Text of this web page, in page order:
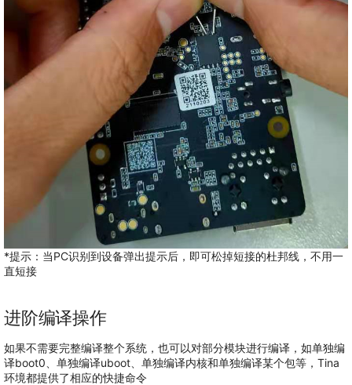
*提示：当PC识别到设备弹出提示后，即可松掉短接的杜邦线，不用一
直短接
进阶编译操作
如果不需要完整编译整个系统，也可以对部分模块进行编译，如单独编
译boot0、单独编译uboot、单独编译内核和单独编译某个包等，Tina
环境都提供了相应的快捷命令